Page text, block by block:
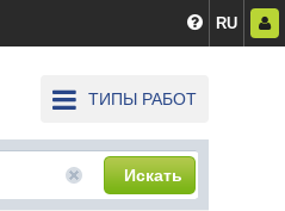
RU
ТИПЫ РАБОТ
Искать